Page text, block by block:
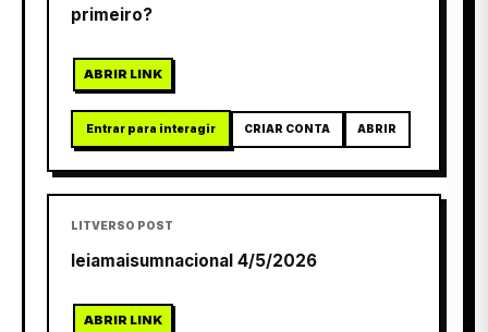
primeiro?
ABRIR LINK
Entrar para interagir CRIAR CONTA ABRIR
LITVERSO POST
leiamaisumnacional 4/5/2026
ABRIR LINK